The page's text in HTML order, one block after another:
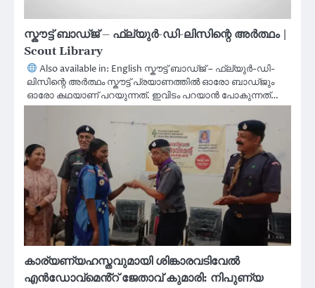
സ്കൗട്ട് ബാഡ്ജ് – ഫ്ല്യുർ-ഡി-ലിസിന്റെ അർത്ഥം |
Scout Library
Also available in: English സ്കൗട്ട് ബാഡ്ജ് – ഫ്ല്യുർ-ഡി-
ലിസിന്റെ അർത്ഥം സ്കൗട്ട് പ്രയാണത്തിൽ ഓരോ ബാഡ്ജും
ഓരോ കഥയാണ് പറയുന്നത്. ഇവിടം പറയാൻ പോകുന്നത്…
കാര്യണ്യഹസ്തവുമായി ശിങ്കാരവടിവേൽ
എൻഡോവ്മെൻ്റ് ജേതാവ് കുമാരി: നിപുണ്യ